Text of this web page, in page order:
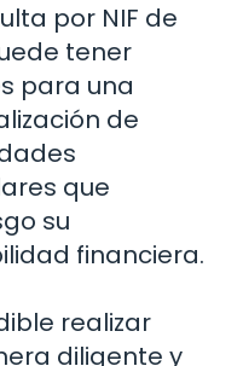
por NIF de
tener
para una
de
que
su
financiera.
realizar
diligente y